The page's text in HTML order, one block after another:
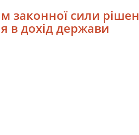
законної сили
в дохід держави